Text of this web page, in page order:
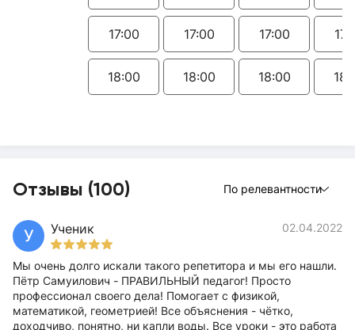
17:00
18:00
17:00
18:00
17:00
18:00
Отзывы (100) По релевантности
У Ученик 02.04.2022
Мы очень долго искали такого репетитора и мы его нашли.
Пётр Самуилович - ПРАВИЛЬНЫЙ педагог! Просто
профессионал своего дела! Помогает с физикой,
математикой, геометрией! Все объяснения - чётко,
доходчиво, понятно, ни капли воды. Все уроки - это работа